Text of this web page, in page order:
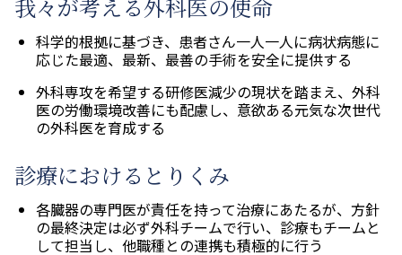
我々が考える外科医の使命
科学的根拠に基づき、患者さん一人一人に病状病態に
応じた最適、最新、最善の手術を安全に提供する
外科専攻を希望する研修医減少の現状を踏まえ、外科
医の労働環境改善にも配慮し、意欲ある元気な次世代
の外科医を育成する
診療におけるとりくみ
各臓器の専門医が責任を持って治療にあたるが、方針
の最終決定は必ず外科チームで行い、診療もチームと
して担当し、他職種との連携も積極的に行う